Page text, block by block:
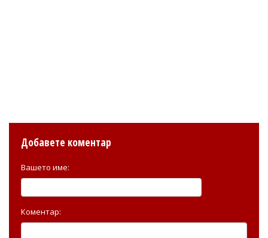
Добавете коментар
Вашето име:
Коментар: